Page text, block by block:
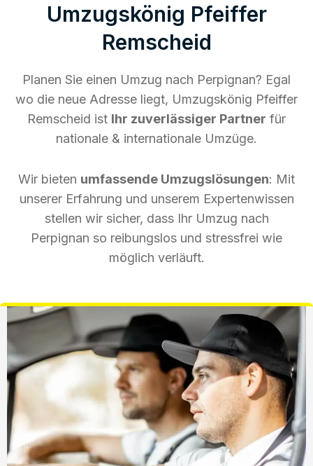
Umzugskönig Pfeiffer
Remscheid
Planen Sie einen Umzug nach Perpignan? Egal
wo die neue Adresse liegt, Umzugskönig Pfeiffer
Remscheid ist Ihr zuverlässiger Partner für
nationale & internationale Umzüge.
Wir bieten umfassende Umzugslösungen: Mit
unserer Erfahrung und unserem Expertenwissen
stellen wir sicher, dass Ihr Umzug nach
Perpignan so reibungslos und stressfrei wie
möglich verläuft.